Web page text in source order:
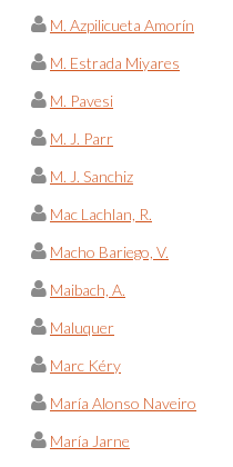
M. Azpilicueta Amorín
M. Estrada Miyares
M. Pavesi
M. J. Parr
M. J. Sanchiz
Mac Lachlan, R.
Macho Bariego, V.
Maibach, A.
Maluquer
Marc Kéry
María Alonso Naveiro
María Jarne